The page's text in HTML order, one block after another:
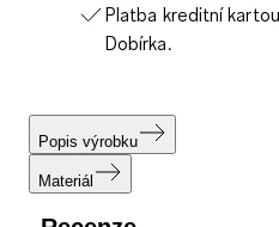
Platba kreditní
Dobírka.
Popis výrobku
Materiál